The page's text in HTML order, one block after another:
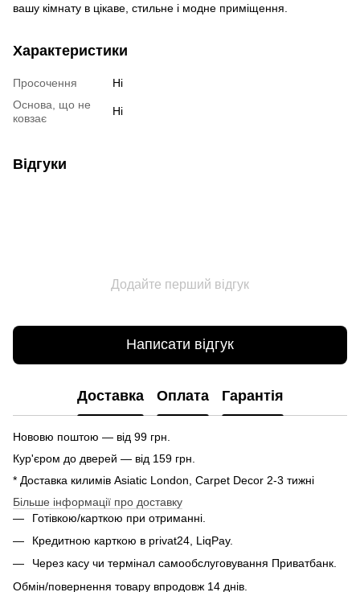
вашу кімнату в цікаве, стильне і модне приміщення.
Характеристики
Просочення
Ні
Основа, що не
ковзає
Ні
Відгуки
Додайте перший відгук
Написати відгук
Доставка Оплата Гарантія
Нововю поштою — від 99 грн.
Кур'єром до дверей — від 159 грн.
* Доставка килимів Asiatic London, Carpet Decor 2-3 тижні
Більше інформації про доставку
Готівкою/карткою при отриманні.
Кредитною карткою в privat24, LiqPay.
Через касу чи термінал самообслуговування Приватбанк.
Обмін/повернення товару впродовж 14 днів.